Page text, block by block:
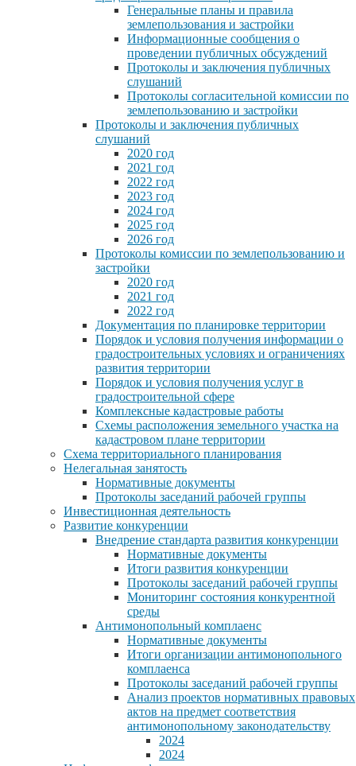
Генеральные планы и правила
землепользования и застройки
Информационные сообщения о
проведении публичных обсуждений
Протоколы и заключения публичных
слушаний
Протоколы согласительной комиссии по
землепользованию и застройки
Протоколы и заключения публичных
слушаний
2020 год
2021 год
2022 год
2023 год
2024 год
2025 год
2026 год
Протоколы комиссии по землепользованию и
застройки
2020 год
2021 год
2022 год
Документация по планировке территории
Порядок и условия получения информации о
градостроительных условиях и ограничениях
развития территории
Порядок и условия получения услуг в
градостроительной сфере
Комплексные кадастровые работы
Схемы расположения земельного участка на
кадастровом плане территории
Схема территориального планирования
Нелегальная занятость
Нормативные документы
Протоколы заседаний рабочей группы
Инвестиционная деятельность
Развитие конкуренции
Внедрение стандарта развития конкуренции
Нормативные документы
Итоги развития конкуренции
Протоколы заседаний рабочей группы
Мониторинг состояния конкурентной
среды
Антимонопольный комплаенс
Нормативные документы
Итоги организации антимонопольного
комплаенса
Протоколы заседаний рабочей группы
Анализ проектов нормативных правовых
актов на предмет соответствия
антимонопольному законодательству
2024
2024